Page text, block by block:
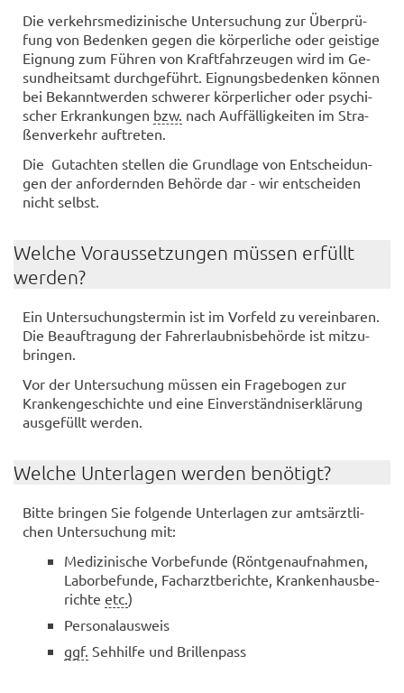
Die ver­kehrs­me­di­zi­ni­sche Un­ter­su­chung zur Über­prü­
fung von Be­den­ken gegen die kör­per­li­che oder geis­ti­ge
Eig­nung zum Füh­ren von Kraft­fahr­zeu­gen wird im Ge­
sund­heits­amt durch­ge­führt. Eig­nungs­be­den­ken kön­nen
bei Be­kannt­wer­den schwe­rer kör­per­li­cher oder psy­chi­
scher Er­kran­kun­gen bzw. nach Auf­fäl­lig­kei­ten im Stra­
ßen­ver­kehr auf­tre­ten.
Die Gut­ach­ten stel­len die Grund­la­ge von Ent­schei­dun­
gen der an­for­dern­den Be­hör­de dar - wir ent­schei­den
nicht selbst.
Wel­che Vor­aus­set­zun­gen müs­sen er­füllt
wer­den?
Ein Un­ter­su­chungs­ter­min ist im Vor­feld zu ver­ein­ba­ren.
Die Be­auf­tra­gung der Fahr­erlaub­nis­be­hör­de ist mit­zu­
brin­gen.
Vor der Un­ter­su­chung müs­sen ein Fra­ge­bo­gen zur
Kran­ken­ge­schich­te und eine Ein­ver­ständ­nis­er­klä­rung
aus­ge­füllt wer­den.
Wel­che Un­ter­la­gen wer­den be­nö­tigt?
Bitte brin­gen Sie fol­gen­de Un­ter­la­gen zur amts­ärzt­li­
chen Un­ter­su­chung mit:
Me­di­zi­ni­sche Vor­be­fun­de (Rönt­gen­auf­nah­men,
La­bor­be­fun­de, Fach­arzt­be­rich­te, Kran­ken­haus­be­
rich­te etc.)
Per­so­nal­aus­weis
ggf. Seh­hil­fe und Bril­len­pass